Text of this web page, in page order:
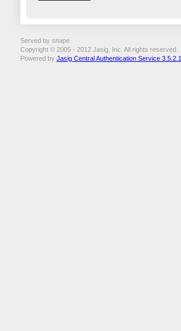
Served by snape
Copyright © 2005 - 2012 Jasig, Inc. All rights reserved.
Powered by Jasig Central Authentication Service 3.5.2.1